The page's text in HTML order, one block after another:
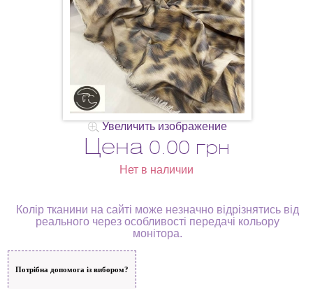
Увеличить изображение
Цена 0.00 грн
Нет в наличии
Колір тканини на сайті може незначно відрізнятись від
реального через особливості передачі кольору
монітора.
Потрібна допомога із вибором?